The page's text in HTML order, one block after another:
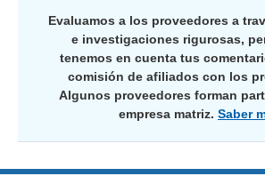
Evaluamos a los proveedores a
e investigaciones rigurosas,
tenemos en cuenta tus
comisión de afiliados con los
Algunos proveedores forman
empresa matriz. Saber